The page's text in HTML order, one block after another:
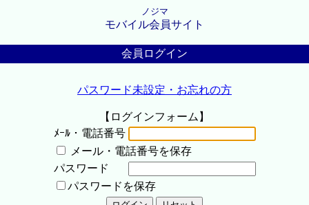
ノジマ
モバイル会員サイト
会員ログイン
パスワード未設定・お忘れの方
【ログインフォーム】
ﾒｰﾙ・電話番号
メール・電話番号を保存
パスワード
パスワードを保存